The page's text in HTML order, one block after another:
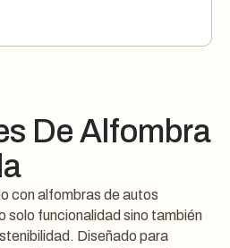
De Alfombra
con alfombras de autos
solo funcionalidad sino también
Diseñado para